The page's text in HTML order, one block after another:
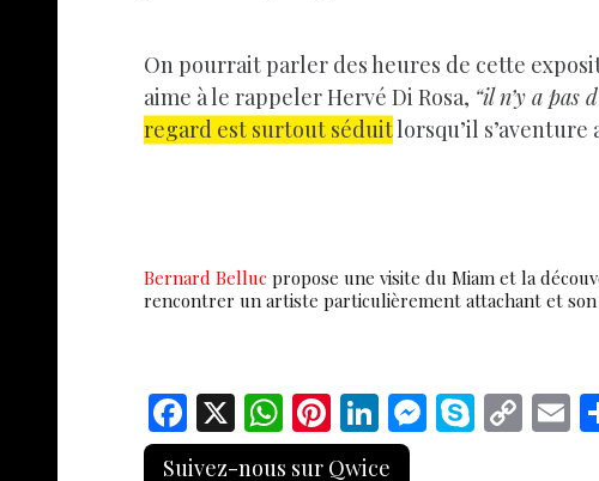
On pourrait parler des heures de cette
aime à le rappeler Hervé Di Rosa, “il n’y a pas
regard est surtout séduitlorsqu’il
Bernard Belluc propose une visite du Miam et la
rencontrer un artiste particulièrement attachant et
F
ac
X W
h
Pi
nt
Li
n
M S C E
Suivez-nous sur Qwice